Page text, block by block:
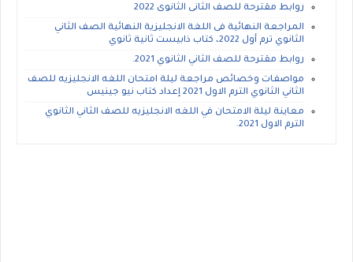
روابط مقترحة للصف الثانى الثانوى 2022
المراجعة النهائية فى اللغة الانجليزية النهائية الصف الثاني
الثانوي ترم أول 2022، كتاب ذابيست ثانية ثانوي
روابط مقترحة للصف الثاني الثانوي 2021.
مواصفات وخصائص مراجعة ليلة امتحان اللغه الانجليزيه للصف
الثاني الثانوي الترم الاول 2021 إعداد كتاب نيو جينيس
معاينة ليلة الامتحان في اللغه الانجليزيه للصف الثاني الثانوي
الترم الاول 2021.